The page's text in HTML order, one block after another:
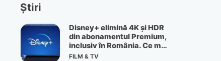
Știri
Disney+ elimină 4K și HDR
din abonamentul Premium,
inclusiv în România. Ce mai
primești de 60 lei pe lună
FILM & TV